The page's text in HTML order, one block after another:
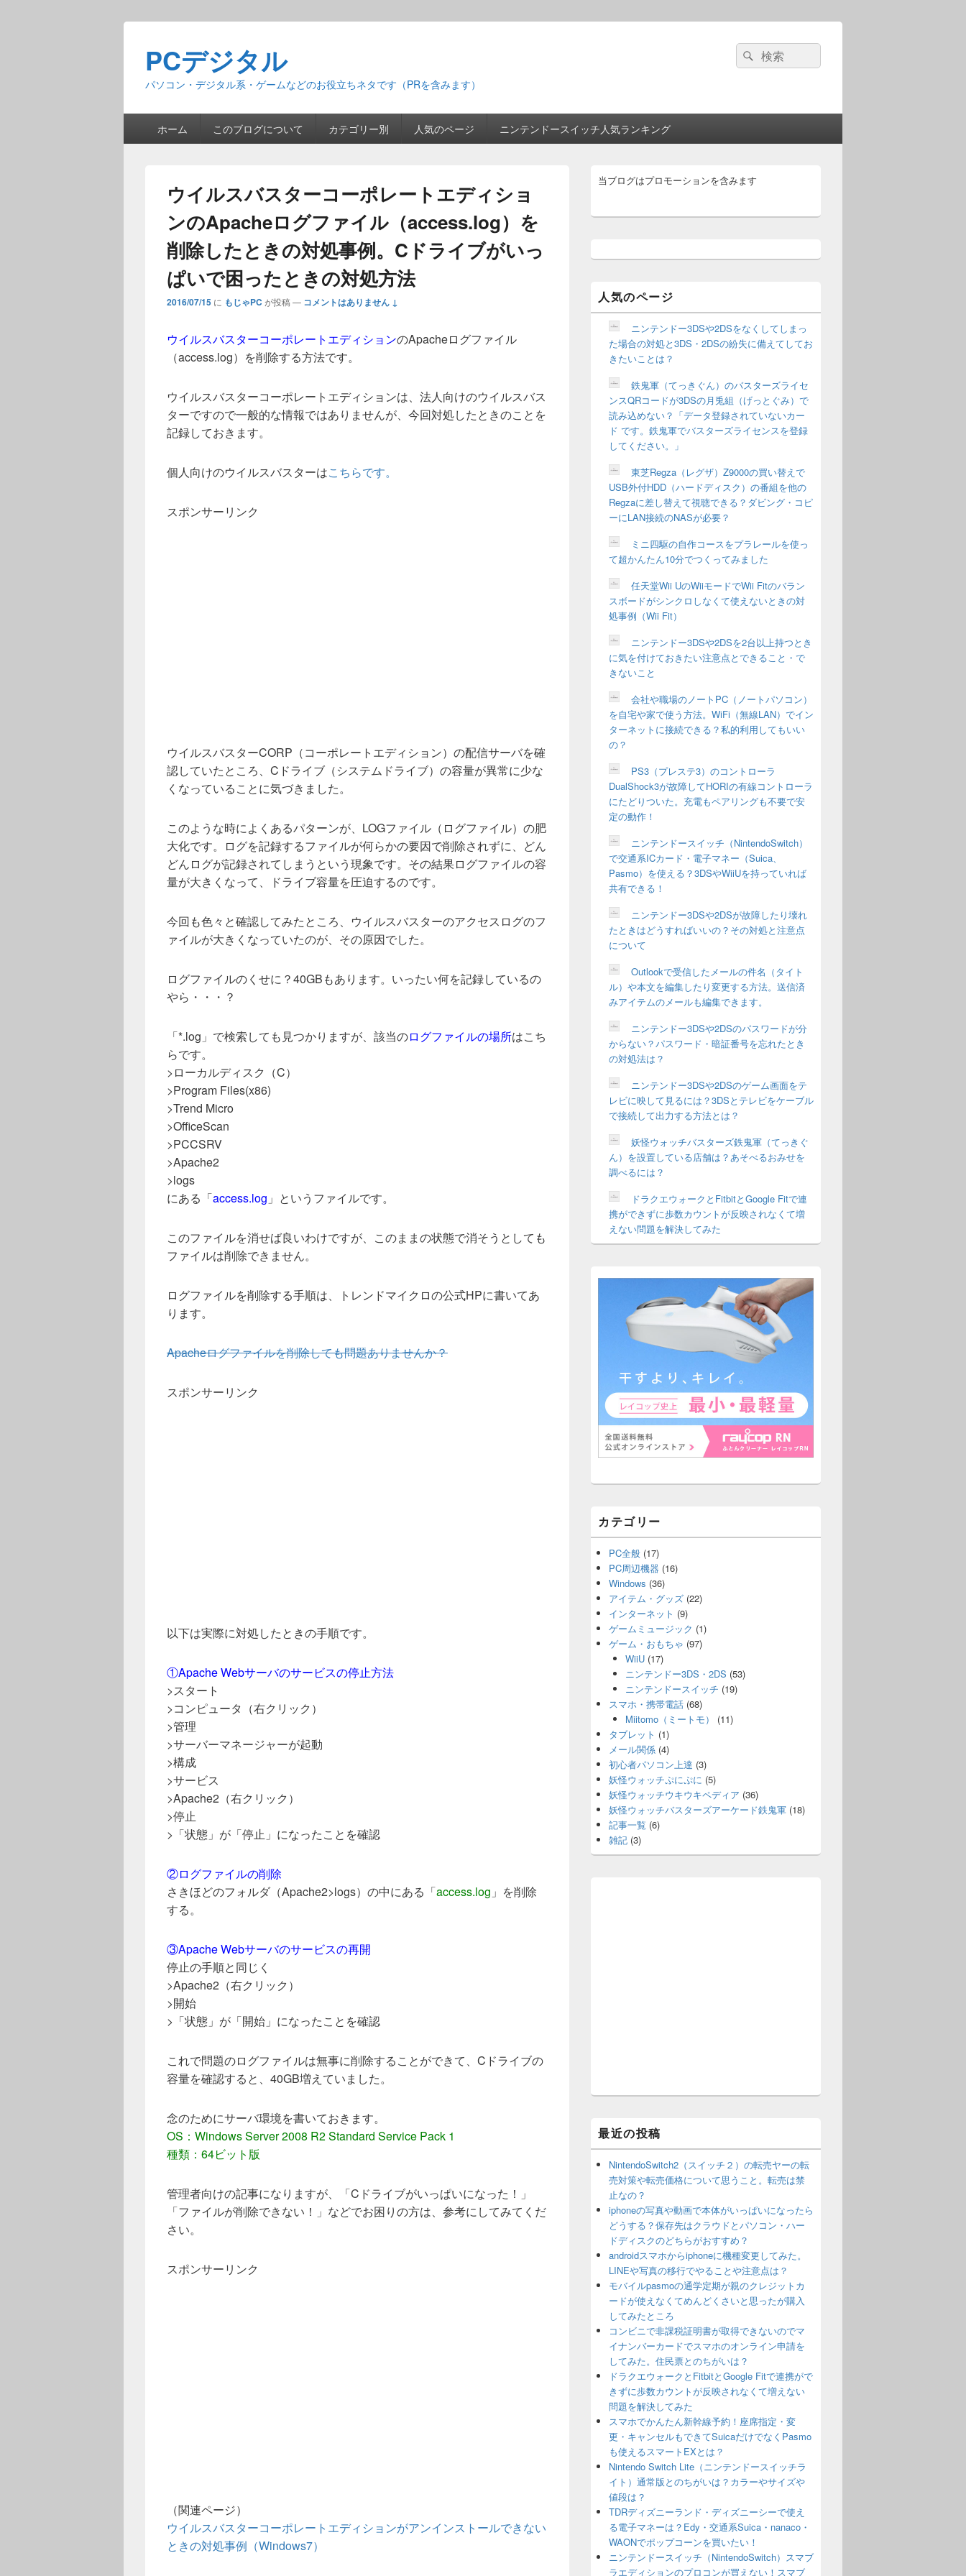
PCデジタル
パソコン・デジタル系・ゲームなどのお役立ちネタです（PRを含みます）
検
索:
検
索
ホーム このブログについて カテゴリー別 人気のページ ニンテンドースイッチ人気ランキング
ウイルスバスターコーポレートエディショ
ンのApacheログファイル（access.log）を
削除したときの対処事例。Cドライブがいっ
ぱいで困ったときの対処方法
2016/07/15 に もじゃPC が投稿 — コメントはありません ↓
ウイルスバスターコーポレートエディションのApacheログファイル
（access.log）を削除する方法です。
ウイルスバスターコーポレートエディションは、法人向けのウイルスバス
ターですので一般的な情報ではありませんが、今回対処したときのことを
記録しておきます。
個人向けのウイルスバスターはこちらです。
スポンサーリンク
ウイルスバスターCORP（コーポレートエディション）の配信サーバを確
認していたところ、Cドライブ（システムドライブ）の容量が異常に少な
くなっていることに気づきました。
このような時によくあるパターンが、LOGファイル（ログファイル）の肥
大化です。ログを記録するファイルが何らかの要因で削除されずに、どん
どんログが記録されてしまうという現象です。その結果ログファイルの容
量が大きくなって、ドライブ容量を圧迫するのです。
今回も色々と確認してみたところ、ウイルスバスターのアクセスログのフ
ァイルが大きくなっていたのが、その原因でした。
ログファイルのくせに？40GBもあります。いったい何を記録しているの
やら・・・？
「*.log」で検索しても見つかりますが、該当のログファイルの場所はこち
らです。
>ローカルディスク（C）
>Program Files(x86)
>Trend Micro
>OfficeScan
>PCCSRV
>Apache2
>logs
にある「access.log 」というファイルです。
このファイルを消せば良いわけですが、このままの状態で消そうとしても
ファイルは削除できません。
ログファイルを削除する手順は、トレンドマイクロの公式HPに書いてあ
ります。
Apacheログファイルを削除しても問題ありませんか？
スポンサーリンク
以下は実際に対処したときの手順です。
①Apache Webサーバのサービスの停止方法
>スタート
>コンピュータ（右クリック）
>管理
>サーバーマネージャーが起動
>構成
>サービス
>Apache2（右クリック）
>停止
>「状態」が「停止」になったことを確認
②ログファイルの削除
さきほどのフォルダ（Apache2>logs）の中にある「access.log 」を削除
する。
③Apache Webサーバのサービスの再開
停止の手順と同じく
>Apache2（右クリック）
>開始
>「状態」が「開始」になったことを確認
これで問題のログファイルは無事に削除することができて、Cドライブの
容量を確認すると、40GB増えていました。
念のためにサーバ環境を書いておきます。
OS：Windows Server 2008 R2 Standard Service Pack 1
種類：64ビット版
管理者向けの記事になりますが、「Cドライブがいっぱいになった！」
「ファイルが削除できない！」などでお困りの方は、参考にしてみてくだ
さい。
スポンサーリンク
（関連ページ）
ウイルスバスターコーポレートエディションがアンインストールできない
ときの対処事例（Windows7）
イ
ー
ジ
ェ
当ブログはプロモーションを含みます
人気のページ
ニンテンドー3DSや2DSをなくしてしまっ
た場合の対処と3DS・2DSの紛失に備えてしてお
きたいことは？
鉄鬼軍（てっきぐん）のバスターズライセ
ンスQRコードが3DSの月兎組（げっとぐみ）で
読み込めない？「データ登録されていないカー
ド です。鉄鬼軍でバスターズライセンスを登録
してください。」
東芝Regza（レグザ）Z9000の買い替えで
USB外付HDD（ハードディスク）の番組を他の
Regzaに差し替えて視聴できる？ダビング・コピ
ーにLAN接続のNASが必要？
ミニ四駆の自作コースをプラレールを使っ
て超かんたん10分でつくってみました
任天堂Wii UのWiiモードでWii Fitのバラン
スボードがシンクロしなくて使えないときの対
処事例（Wii Fit）
ニンテンドー3DSや2DSを2台以上持つとき
に気を付けておきたい注意点とできること・で
きないこと
会社や職場のノートPC（ノートパソコン）
を自宅や家で使う方法。WiFi（無線LAN）でイン
ターネットに接続できる？私的利用してもいい
の？
PS3（プレステ3）のコントローラ
DualShock3が故障してHORIの有線コントローラ
にたどりついた。充電もペアリングも不要で安
定の動作！
ニンテンドースイッチ（NintendoSwitch）
で交通系ICカード・電子マネー（Suica、
Pasmo）を使える？3DSやWiiUを持っていれば
共有できる！
ニンテンドー3DSや2DSが故障したり壊れ
たときはどうすればいいの？その対処と注意点
について
Outlookで受信したメールの件名（タイト
ル）や本文を編集したり変更する方法。送信済
みアイテムのメールも編集できます。
ニンテンドー3DSや2DSのパスワードが分
からない？パスワード・暗証番号を忘れたとき
の対処法は？
ニンテンドー3DSや2DSのゲーム画面をテ
レビに映して見るには？3DSとテレビをケーブル
で接続して出力する方法とは？
妖怪ウォッチバスターズ鉄鬼軍（てっきぐ
ん）を設置している店舗は？あそべるおみせを
調べるには？
ドラクエウォークとFitbitとGoogle Fitで連
携ができずに歩数カウントが反映されなくて増
えない問題を解決してみた
カテゴリー
PC全般 (17)
PC周辺機器 (16)
Windows (36)
アイテム・グッズ (22)
インターネット (9)
ゲームミュージック (1)
ゲーム・おもちゃ (97)
WiiU(17)
ニンテンドー3DS・2DS (53)
ニンテンドースイッチ (19)
スマホ・携帯電話 (68)
Miitomo（ミートモ）
(11)
タブレット (1)
メール関係 (4)
初心者パソコン上達 (3)
妖怪ウォッチぷにぷに (5)
妖怪ウォッチウキウキペディア (36)
妖怪ウォッチバスターズアーケード鉄鬼軍 (18)
記事一覧 (6)
雑記 (3)
最近の投稿
NintendoSwitch2（スイッチ２）の転売ヤーの転
売対策や転売価格について思うこと。転売は禁
止なの？
iphoneの写真や動画で本体がいっぱいになったら
どうする？保存先はクラウドとパソコン・ハー
ドディスクのどちらがおすすめ？
androidスマホからiphoneに機種変更してみた。
LINEや写真の移行でやることや注意点は？
モバイルpasmoの通学定期が親のクレジットカ
ードが使えなくてめんどくさいと思ったが購入
してみたところ
コンビニで非課税証明書が取得できないのでマ
イナンバーカードでスマホのオンライン申請を
してみた。住民票とのちがいは？
ドラクエウォークとFitbitとGoogle Fitで連携がで
きずに歩数カウントが反映されなくて増えない
問題を解決してみた
スマホでかんたん新幹線予約！座席指定・変
更・キャンセルもできてSuicaだけでなくPasmo
も使えるスマートEXとは？
Nintendo Switch Lite（ニンテンドースイッチラ
イト）通常版とのちがいは？カラーやサイズや
値段は？
TDRディズニーランド・ディズニーシーで使え
る電子マネーは？Edy・交通系Suica・nanaco・
WAONでポップコーンを買いたい！
ニンテンドースイッチ（NintendoSwitch）スマブ
ラエディションのプロコンが買えない！スマブ